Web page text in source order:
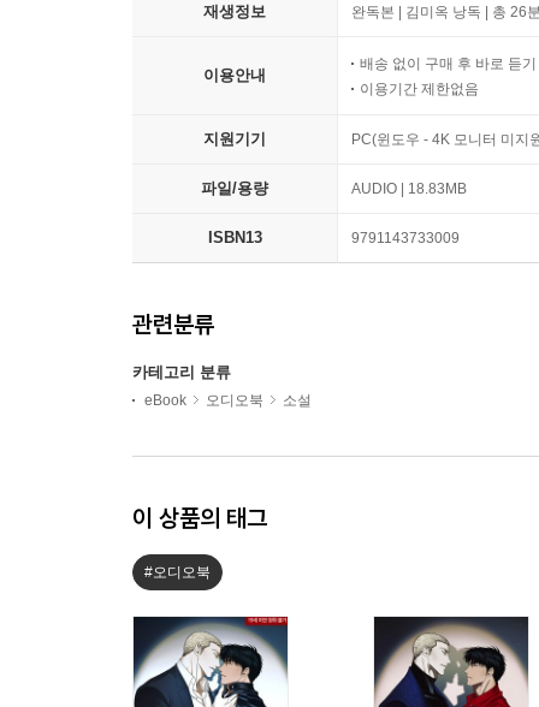
재생정보 완독본 | 김미옥 낭독 | 총 26
이용안내
배송 없이 구매 후 바로 듣기
이용기간 제한없음
지원기기 PC(윈도우 - 4K 모니터 미지
파일/용량 AUDIO | 18.83MB
ISBN13 9791143733009
관련분류
카테고리 분류
eBook 오디오북 소설
이 상품의 태그
#오디오북